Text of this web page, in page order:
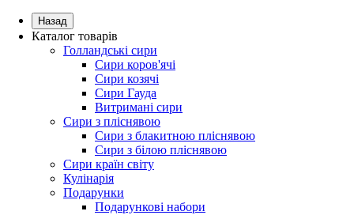
Назад
Каталог товарів
Голландські сири
Сири коров'ячі
Сири козячі
Сири Гауда
Витримані сири
Сири з пліснявою
Сири з блакитною пліснявою
Сири з білою пліснявою
Сири країн світу
Кулінарія
Подарунки
Подарункові набори